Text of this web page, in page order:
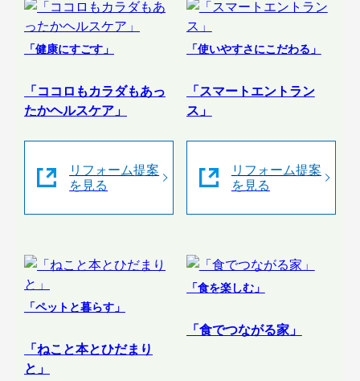
「健康にすごす」
「ココロもカラダもあっ
たかヘルスケア」
リフォーム提案
を見る
「使いやすさにこだわる」
「スマートエントラン
ス」
リフォーム提案
を見る
「ペットと暮らす」
「ねこと本とひだまり
と」
「食を楽しむ」
「食でつながる家」